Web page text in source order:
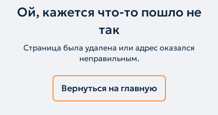
Ой, кажется что-то пошло не
так
Страница была удалена или адрес оказался
неправильным.
Вернуться на главную